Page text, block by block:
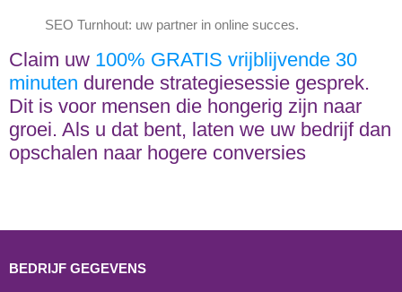
SEO Turnhout: uw partner in online succes.
Claim uw 100% GRATIS vrijblijvende 30
minuten durende strategiesessie gesprek.
Dit is voor mensen die hongerig zijn naar
groei. Als u dat bent, laten we uw bedrijf dan
opschalen naar hogere conversies
BEDRIJF GEGEVENS